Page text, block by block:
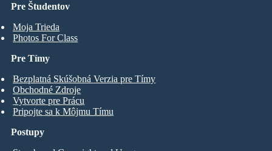
Pre Študentov
Moja Trieda
Photos For Class
Pre Tímy
Bezplatná Skúšobná Verzia pre Tímy
Obchodné Zdroje
Vytvorte pre Prácu
Pripojte sa k Môjmu Tímu
Postupy